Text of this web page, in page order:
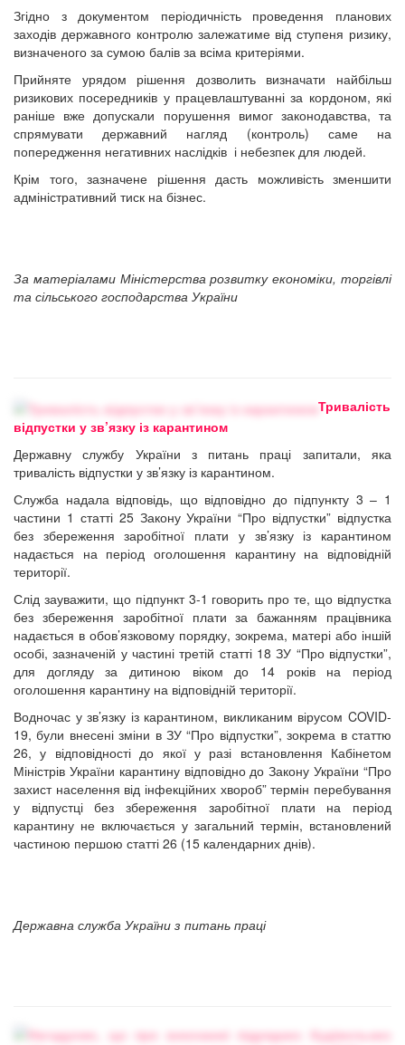
Згідно з документом періодичність проведення планових
заходів державного контролю залежатиме від ступеня ризику,
визначеного за сумою балів за всіма критеріями.
Прийняте урядом рішення дозволить визначати найбільш
ризикових посередників у працевлаштуванні за кордоном, які
раніше вже допускали порушення вимог законодавства, та
спрямувати державний нагляд (контроль) саме на
попередження негативних наслідків і небезпек для людей.
Крім того, зазначене рішення дасть можливість зменшити
адміністративний тиск на бізнес.
За матеріалами Міністерства розвитку економіки, торгівлі
та сільського господарства України
Тривалість
відпустки у зв’язку із карантином
Державну службу України з питань праці запитали, яка
тривалість відпустки у зв’язку із карантином.
Служба надала відповідь, що відповідно до підпункту 3 – 1
частини 1 статті 25 Закону України “Про відпустки” відпустка
без збереження заробітної плати у зв’язку із карантином
надається на період оголошення карантину на відповідній
території.
Слід зауважити, що підпункт 3-1 говорить про те, що відпустка
без збереження заробітної плати за бажанням працівника
надається в обов’язковому порядку, зокрема, матері або іншій
особі, зазначеній у частині третій статті 18 ЗУ “Про відпустки”,
для догляду за дитиною віком до 14 років на період
оголошення карантину на відповідній території.
Водночас у зв’язку із карантином, викликаним вірусом COVID-
19, були внесені зміни в ЗУ “Про відпустки”, зокрема в статтю
26, у відповідності до якої у разі встановлення Кабінетом
Міністрів України карантину відповідно до Закону України “Про
захист населення від інфекційних хвороб” термін перебування
у відпустці без збереження заробітної плати на період
карантину не включається у загальний термін, встановлений
частиною першою статті 26 (15 календарних днів).
Державна служба України з питань праці